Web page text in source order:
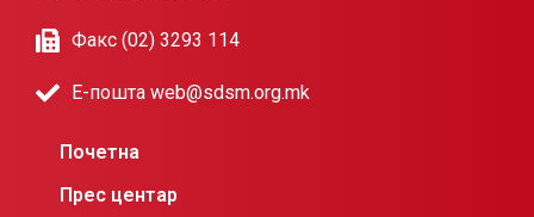
Факс (02) 3293 114
Е-пошта web@sdsm.org.mk
Почетна
Прес центар